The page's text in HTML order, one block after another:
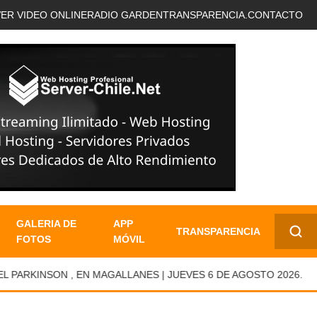
VIDEO ONLINERADIO GARDENTRANSPARENCIA. CONTACTO
GALERIA DE
FOTOS
APP
MÓVIL
TRANSPARENCIA
✕
, EN MAGALLANES | JUEVES 6 DE AGOSTO 2026.